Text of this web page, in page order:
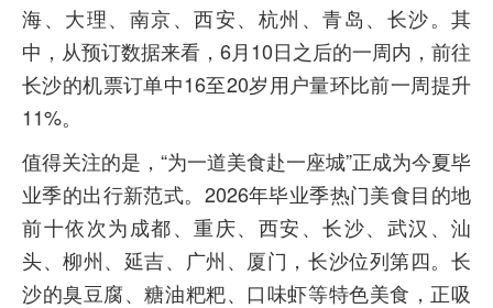
海、大理、南京、西安、杭州、青岛、长沙。其
中，从预订数据来看，6月10日之后的一周内，前往
长沙的机票订单中16至20岁用户量环比前一周提升
11%。
值得关注的是，“为一道美食赴一座城”正成为今夏毕
业季的出行新范式。2026年毕业季热门美食目的地
前十依次为成都、重庆、西安、长沙、武汉、汕
头、柳州、延吉、广州、厦门，长沙位列第四。长
沙的臭豆腐、糖油粑粑、口味虾等特色美食，正吸